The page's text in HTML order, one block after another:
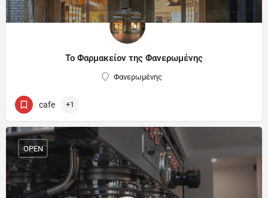
Το Φαρμακείον της Φανερωμένης
Φανερωμένης
cafe +1
OPEN